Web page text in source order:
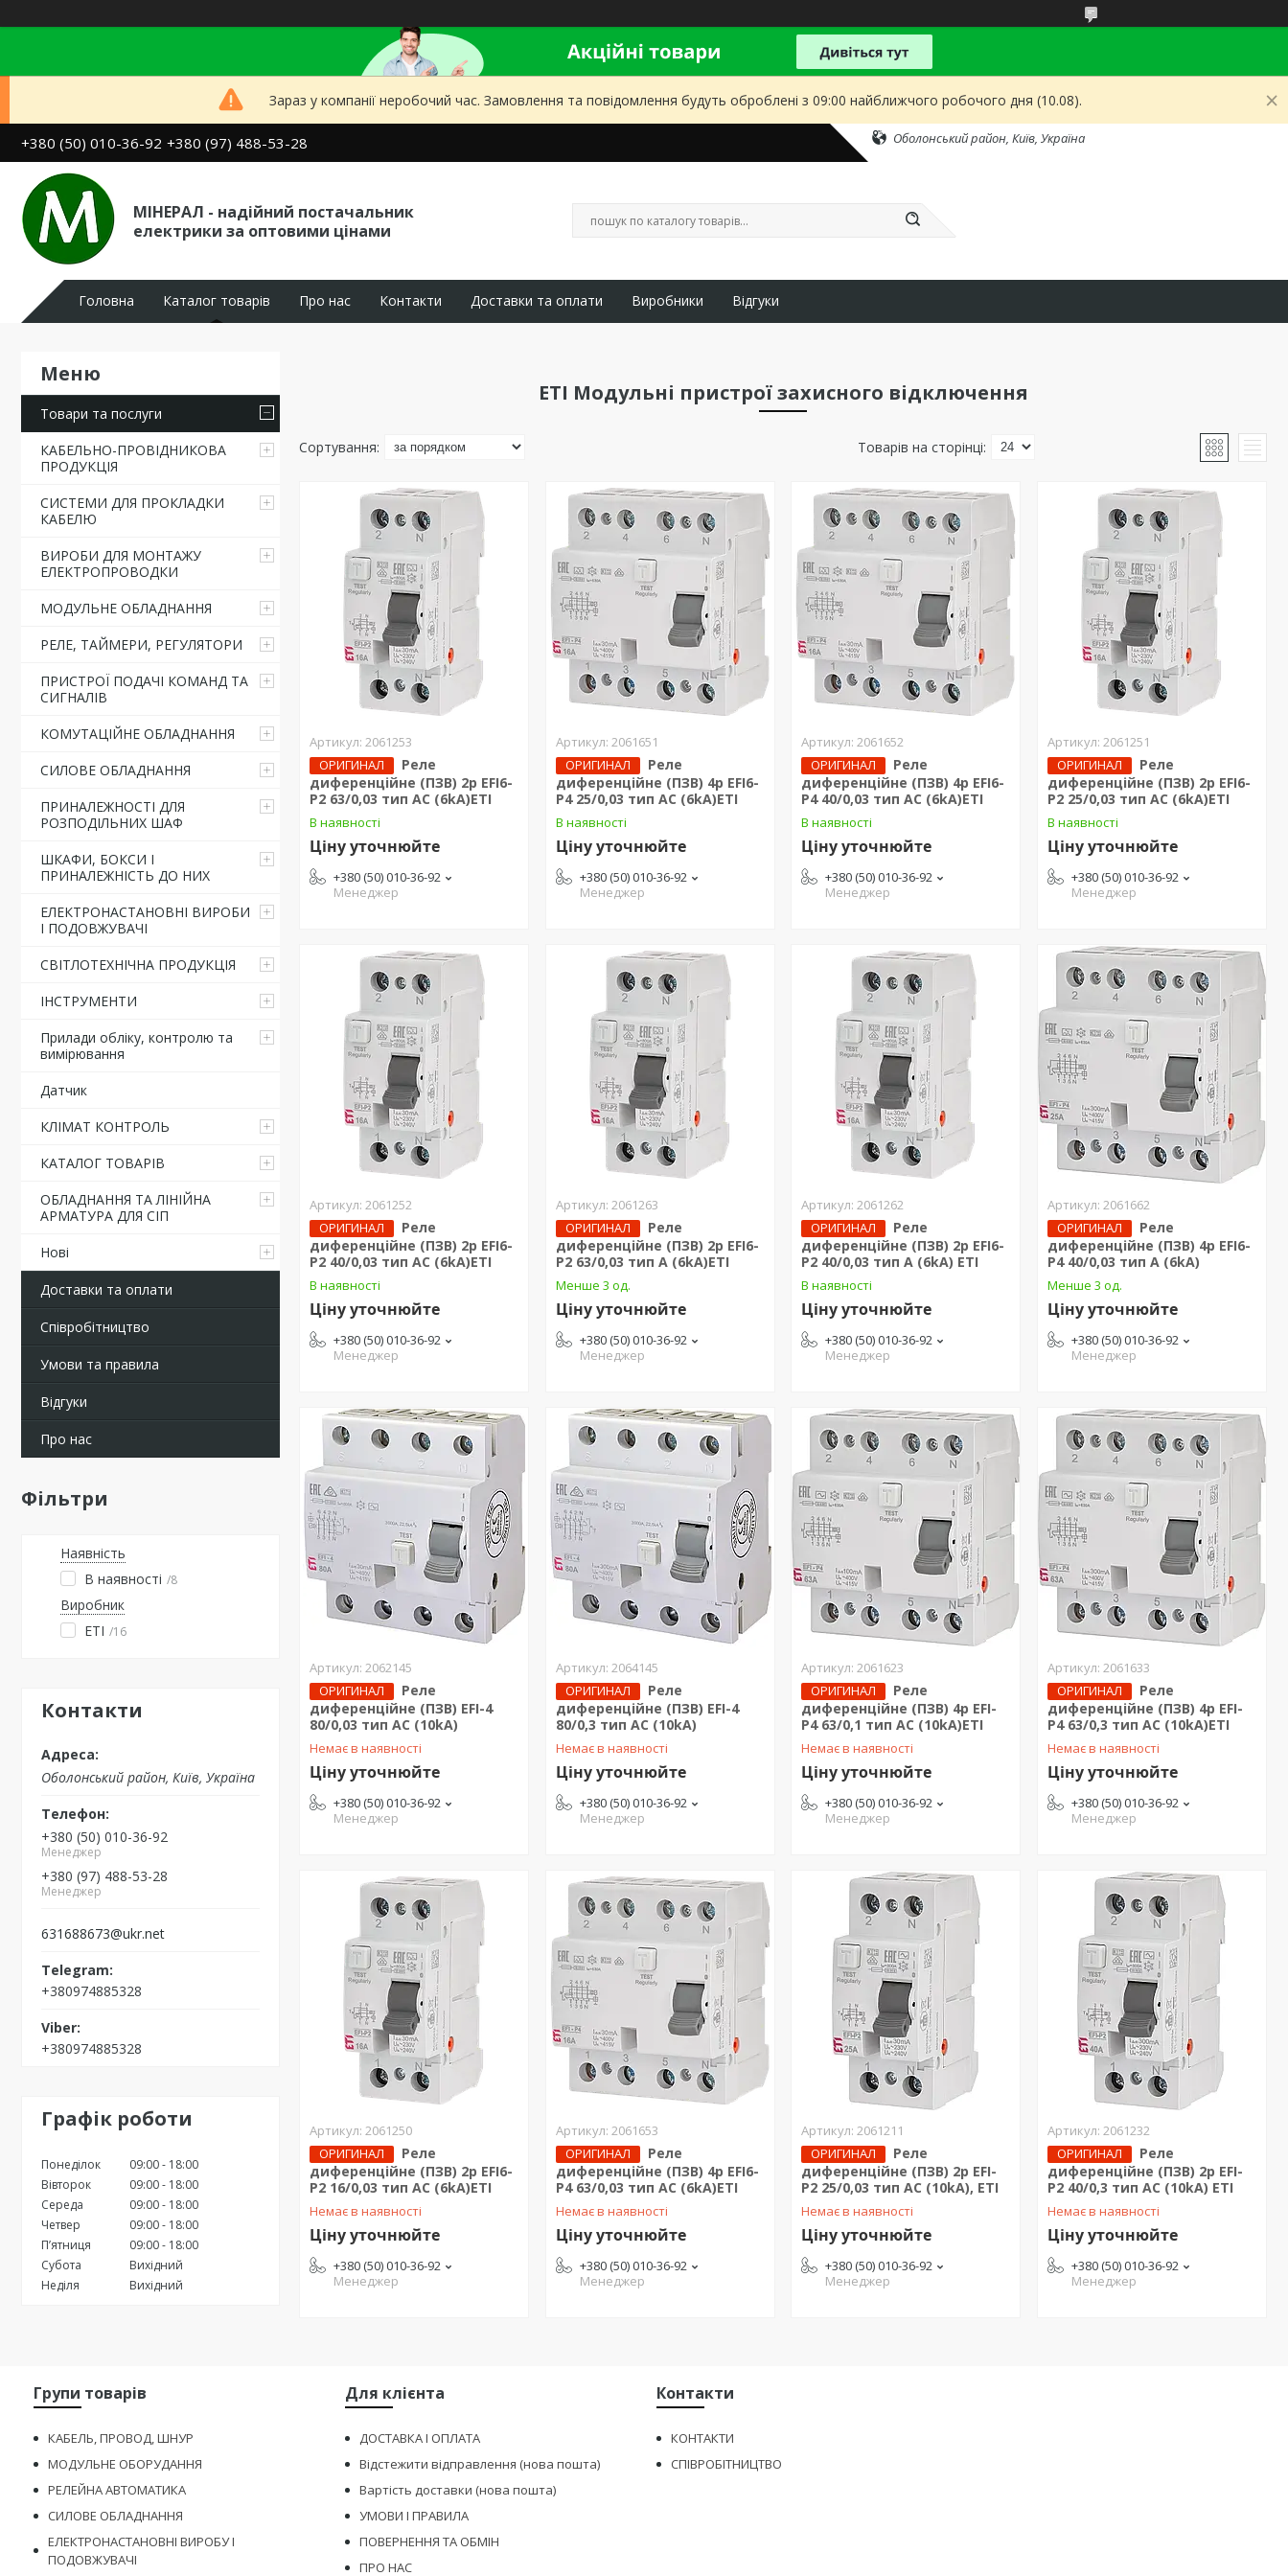
Зараз у компанії неробочий час. Замовлення та повідомлення будуть оброблені з 09:00 найближчого робочого дня (10.08).
+380 (50) 010-36-92 +380 (97) 488-53-28 Оболонський район, Київ, Україна
МІНЕРАЛ - надійний постачальник
електрики за оптовими цінами
Головна Каталог товарів Про нас Контакти Доставки та оплати Виробники Відгуки
Товари та послуги
КАБЕЛЬНО-ПРОВІДНИКОВА
ПРОДУКЦІЯ
СИСТЕМИ ДЛЯ ПРОКЛАДКИ
КАБЕЛЮ
ВИРОБИ ДЛЯ МОНТАЖУ
ЕЛЕКТРОПРОВОДКИ
МОДУЛЬНЕ ОБЛАДНАННЯ
РЕЛЕ, ТАЙМЕРИ, РЕГУЛЯТОРИ
ПРИСТРОЇ ПОДАЧІ КОМАНД ТА
СИГНАЛІВ
КОМУТАЦІЙНЕ ОБЛАДНАННЯ
СИЛОВЕ ОБЛАДНАННЯ
ПРИНАЛЕЖНОСТІ ДЛЯ
РОЗПОДІЛЬНИХ ШАФ
ШКАФИ, БОКСИ І
ПРИНАЛЕЖНІСТЬ ДО НИХ
ЕЛЕКТРОНАСТАНОВНІ ВИРОБИ
І ПОДОВЖУВАЧІ
СВІТЛОТЕХНІЧНА ПРОДУКЦІЯ
ІНСТРУМЕНТИ
Прилади обліку, контролю та
вимірювання
Датчик
КЛІМАТ КОНТРОЛЬ
КАТАЛОГ ТОВАРІВ
ОБЛАДНАННЯ ТА ЛІНІЙНА
АРМАТУРА ДЛЯ СІП
Нові
Доставки та оплати
Співробітництво
Умови та правила
Відгуки
Про нас
Фільтри
Наявність
В наявності
8
Виробник
ETI
16
Контакти
Оболонський район, Київ, Україна
+380 (50) 010-36-92
Менеджер
+380 (97) 488-53-28
Менеджер
631688673@ukr.net
+380974885328
+380974885328
Графік роботи
Понеділок 09:00
18:00
Вівторок
09:00
18:00
Середа
09:00
18:00
Четвер
09:00
18:00
Пʼятниця
09:00
18:00
Субота
Вихідний
Неділя
Вихідний
ETI Модульні пристрої захисного відключення
2061253
ОРИГИНАЛ
Реле
диференційне (ПЗВ) 2р EFI6-
P2 63/0,03 тип AC (6kA)ЕТІ
В наявності
Ціну уточнюйте
+380 (50) 010-36-92
Менеджер
2061651
ОРИГИНАЛ
Реле
диференційне (ПЗВ) 4р EFI6-
P4 25/0,03 тип AC (6kA)ЕТІ
В наявності
Ціну уточнюйте
+380 (50) 010-36-92
Менеджер
2061652
ОРИГИНАЛ
Реле
диференційне (ПЗВ) 4р EFI6-
P4 40/0,03 тип AC (6kA)ЕТІ
В наявності
Ціну уточнюйте
+380 (50) 010-36-92
Менеджер
2061251
ОРИГИНАЛ
Реле
диференційне (ПЗВ) 2р EFI6-
P2 25/0,03 тип AC (6kA)ЕТІ
В наявності
Ціну уточнюйте
+380 (50) 010-36-92
Менеджер
2061252
ОРИГИНАЛ
Реле
диференційне (ПЗВ) 2р EFI6-
P2 40/0,03 тип AC (6kA)ЕТІ
В наявності
Ціну уточнюйте
+380 (50) 010-36-92
Менеджер
2061263
ОРИГИНАЛ
Реле
диференційне (ПЗВ) 2р EFI6-
P2 63/0,03 тип A (6kA)ЕТІ
Менше 3 од.
Ціну уточнюйте
+380 (50) 010-36-92
Менеджер
2061262
ОРИГИНАЛ
Реле
диференційне (ПЗВ) 2р EFI6-
P2 40/0,03 тип A (6kA) ЕТІ
В наявності
Ціну уточнюйте
+380 (50) 010-36-92
Менеджер
2061662
ОРИГИНАЛ
Реле
диференційне (ПЗВ) 4р EFI6-
P4 40/0,03 тип A (6kA)
Менше 3 од.
Ціну уточнюйте
+380 (50) 010-36-92
Менеджер
2062145
ОРИГИНАЛ
Реле
диференційне (ПЗВ) EFI-4
80/0,03 тип AC (10kA)
Немає в наявності
Ціну уточнюйте
+380 (50) 010-36-92
Менеджер
2064145
ОРИГИНАЛ
Реле
диференційне (ПЗВ) EFI-4
80/0,3 тип AC (10kA)
Немає в наявності
Ціну уточнюйте
+380 (50) 010-36-92
Менеджер
2061623
ОРИГИНАЛ
Реле
диференційне (ПЗВ) 4р EFI-
P4 63/0,1 тип AC (10kA)ЕТІ
Немає в наявності
Ціну уточнюйте
+380 (50) 010-36-92
Менеджер
2061633
ОРИГИНАЛ
Реле
диференційне (ПЗВ) 4р EFI-
P4 63/0,3 тип AC (10kA)ЕТІ
Немає в наявності
Ціну уточнюйте
+380 (50) 010-36-92
Менеджер
2061250
ОРИГИНАЛ
Реле
диференційне (ПЗВ) 2р EFI6-
P2 16/0,03 тип AC (6kA)ЕТІ
Немає в наявності
Ціну уточнюйте
+380 (50) 010-36-92
Менеджер
2061653
ОРИГИНАЛ
Реле
диференційне (ПЗВ) 4р EFI6-
P4 63/0,03 тип AC (6kA)ЕТІ
Немає в наявності
Ціну уточнюйте
+380 (50) 010-36-92
Менеджер
2061211
ОРИГИНАЛ
Реле
диференційне (ПЗВ) 2р EFI-
P2 25/0,03 тип AC (10kA), ETI
Немає в наявності
Ціну уточнюйте
+380 (50) 010-36-92
Менеджер
2061232
ОРИГИНАЛ
Реле
диференційне (ПЗВ) 2р EFI-
P2 40/0,3 тип AC (10kA) ETI
Немає в наявності
Ціну уточнюйте
+380 (50) 010-36-92
Менеджер
Групи товарів
КАБЕЛЬ, ПРОВОД, ШНУР
МОДУЛЬНЕ ОБОРУДАННЯ
РЕЛЕЙНА АВТОМАТИКА
СИЛОВЕ ОБЛАДНАННЯ
ЕЛЕКТРОНАСТАНОВНІ ВИРОБУ І
ПОДОВЖУВАЧІ
Для клієнта
ДОСТАВКА І ОПЛАТА
Відстежити відправлення (нова пошта)
Вартість доставки (нова пошта)
УМОВИ І ПРАВИЛА
ПОВЕРНЕННЯ ТА ОБМІН
ПРО НАС
Контакти
КОНТАКТИ
СПІВРОБІТНИЦТВО